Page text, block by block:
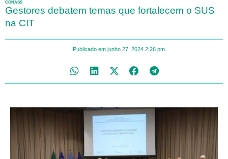
CONASS
Gestores debatem temas que fortalecem o SUS
na CIT
Publicado em junho 27, 2024 2:26 pm